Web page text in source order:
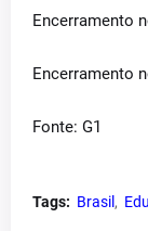
Encerramento
Encerramento
Fonte: G1
Tags: Brasil